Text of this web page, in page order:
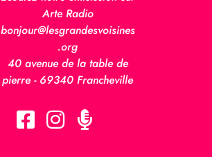
Arte Radio
bonjour@lesgrandesvoisines
.org
40 avenue de la table de
pierre - 69340 Francheville